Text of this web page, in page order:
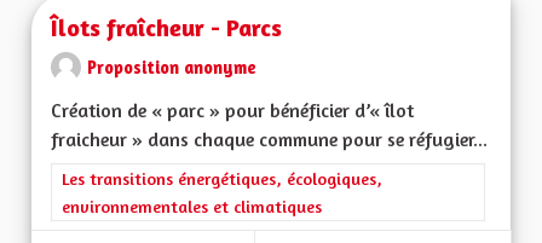
Îlots fraîcheur - Parcs
Proposition anonyme
Création de « parc » pour bénéficier d’« îlot
fraicheur » dans chaque commune pour se réfugier...
Filtrer les résultats de la catégorie : Les transitions
Les transitions énergétiques, écologiques,
environnementales et climatiques